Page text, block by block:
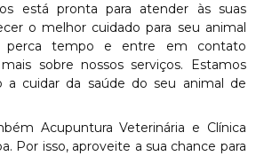
está pronta para atender às suas
o melhor cuidado para seu animal
perca tempo e entre em contato
sobre nossos serviços. Estamos
a cuidar da saúde do seu animal de
Acupuntura Veterinária e Clínica
Por isso, aproveite a sua chance para